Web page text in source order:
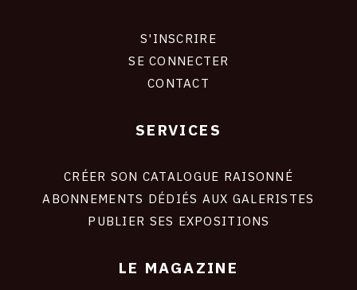
S'INSCRIRE
SE CONNECTER
CONTACT
SERVICES
CRÉER SON CATALOGUE RAISONNÉ
ABONNEMENTS DÉDIÉS AUX GALERISTES
PUBLIER SES EXPOSITIONS
LE MAGAZINE